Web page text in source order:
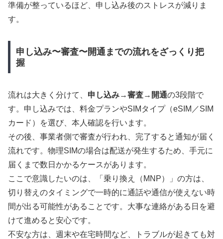
準備が整っているほど、申し込み後のストレスが減りま
す。
申し込み〜審査〜開通までの流れをざっくり把
握
流れは大きく分けて、 申し込み→審査→ 開通の3段階で
す。申し込みでは、料金プランやSIMタイプ（eSIM／SIM
カード）を選び、本人確認を行います。
その後、事業者側で審査が行われ、完了すると通知が届く
流れです。物理SIMの場合は配送が発生するため、手元に
届くまで数日かかるケースがあります。
ここで意識したいのは、「乗り換え（MNP）」の方は、
切り替えのタイミングで一時的に通話や通信が使えない時
間が出る可能性があることです。大事な連絡がある日を避
けて進めると安心です。
不安な方は、週末や在宅時間など、トラブルが起きても対